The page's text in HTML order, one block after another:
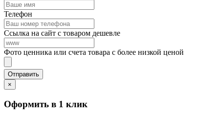
Телефон
Ссылка на сайт с товаром дешевле
Фото ценника или счета товара с более низкой ценой
×
Оформить в 1 клик